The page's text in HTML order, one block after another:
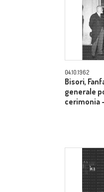
04.10.1962
Bisori,
generale
cerimonia